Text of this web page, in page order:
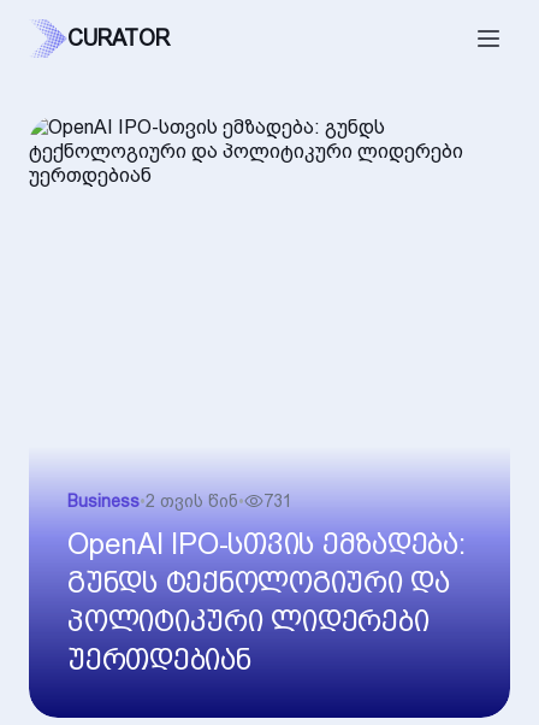
CURATOR
Business•2 თვის წინ• 731
OpenAI IPO-სთვის ემზადება:
გუნდს ტექნოლოგიური და
პოლიტიკური ლიდერები
უერთდებიან